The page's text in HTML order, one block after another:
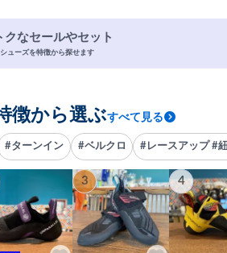
クなセールやセット
シューズを特徴から探せます
徴から選ぶすべて見る
#ターンイン #ベルクロ #レースアップ #
3 4